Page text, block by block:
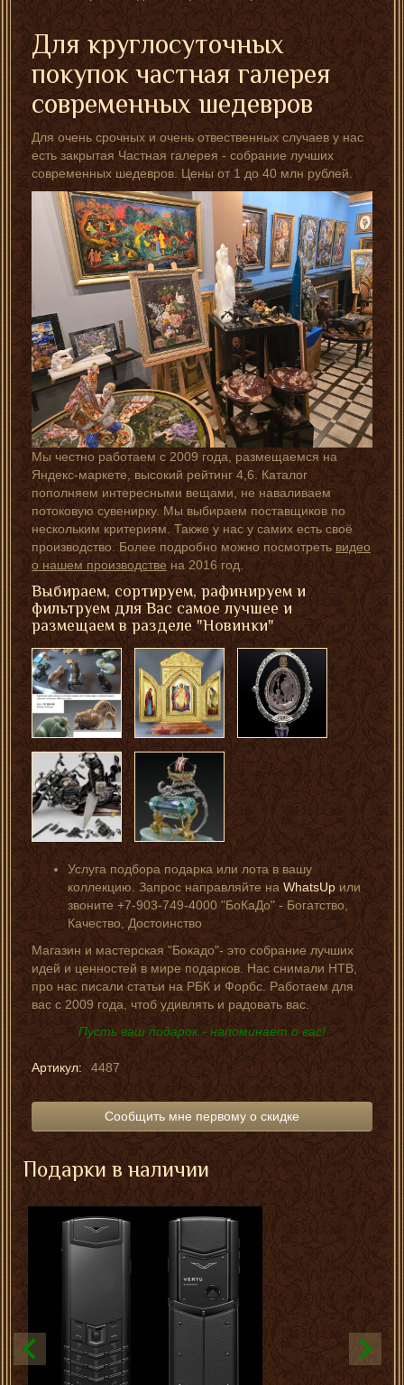
Для круглосуточных
покупок частная галерея
современных шедевров
Для очень срочных и очень отвественных случаев у нас
есть закрытая Частная галерея - собрание лучших
современных шедевров. Цены от 1 до 40 млн рублей.
Мы честно работаем с 2009 года, размещаемся на
Яндекс-маркете, высокий рейтинг 4,6. Каталог
пополняем интересными вещами, не наваливаем
потоковую сувенирку. Мы выбираем поставщиков по
нескольким критериям. Также у нас у самих есть своё
производство. Более подробно можно посмотретьвидео
о нашем производствена 2016 год.
Выбираем, сортируем, рафинируем и
фильтруем для Вас самое лучшее и
размещаем в разделе "Новинки"
Услуга подбора подарка или лота в вашу
коллекцию. Запрос направляйте наWhatsUp или
звоните +7-903-749-4000 "БоКаДо" - Богатство,
Качество, Достоинство
Магазин и мастерская "Бокадо"- это собрание лучших
идей и ценностей в мире подарков. Нас снимали НТВ,
про нас писали статьи на РБК и Форбс. Работаем для
вас с 2009 года, чтоб удивлять и радовать вас.
Пусть ваш подарок - напоминает о вас!
Артикул: 4487
Сообщить мне первому о скидке
Подарки в наличии